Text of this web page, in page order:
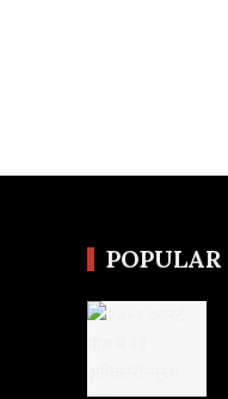
POPULAR